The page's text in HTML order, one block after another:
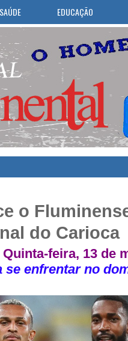
SAÚDE EDUCAÇÃO
o
do Carioca
Quinta-feira, 13 de
se enfrentar no